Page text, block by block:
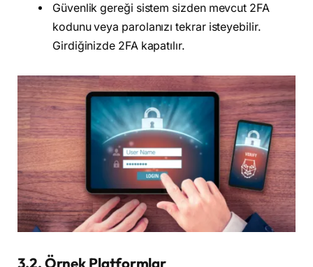
Güvenlik gereği sistem sizden mevcut 2FA
kodunu veya parolanızı tekrar isteyebilir.
Girdiğinizde 2FA kapatılır.
3.2. Örnek Platformlar